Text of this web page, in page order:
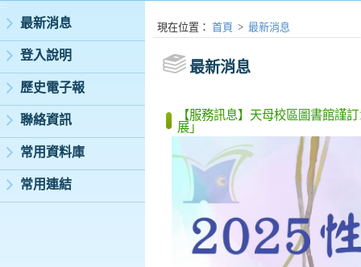
:::
最新消息
登入說明
歷史電子報
聯絡資訊
常用資料庫
常用連結
:::現在位置 ： 首頁 > 最新消息
最新消息
【服務訊息】天母校區圖書館謹
展」